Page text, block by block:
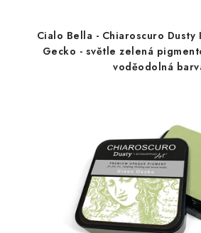
Cialo Bella - Chiaroscuro
Gecko - světle zelená
voděodolná